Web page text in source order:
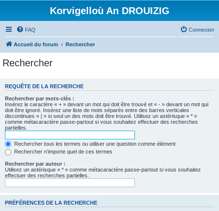
Korvigelloù An DROUIZIG
FAQ Connexion
Accueil du forum Rechercher
Rechercher
REQUÊTE DE LA RECHERCHE
Rechercher par mots-clés :
Insérez le caractère « + » devant un mot qui doit être trouvé et « - » devant un mot qui
doit être ignoré. Insérez une liste de mots séparés entre des barres verticales
discontinues « | » si seul un des mots doit être trouvé. Utilisez un astérisque « * »
comme métacaractère passe-partout si vous souhaitez effectuer des recherches
partielles.
Rechercher tous les termes ou utiliser une question comme élément
Rechercher n’importe quel de ces termes
Rechercher par auteur :
Utilisez un astérisque « * » comme métacaractère passe-partout si vous souhaitez
effectuer des recherches partielles.
PRÉFÉRENCES DE LA RECHERCHE